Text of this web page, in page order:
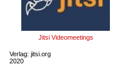
Jitsi Videomeetings
Verlag: jitsi.org
2020